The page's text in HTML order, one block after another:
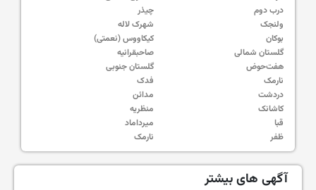
درب دوم
چیذر
ولنجک
شهرک لاله
بوکان
کیکاووس (نعمتی)
گلستان شمالی
صاحبقرانیه
هفت‌حوض
گلستان جنوبی
نارمک
فدک
دردشت
مدائن
کاشانک
منظریه
قبا
میرداماد
ظفر
نارمک
آگهی های بیشتر